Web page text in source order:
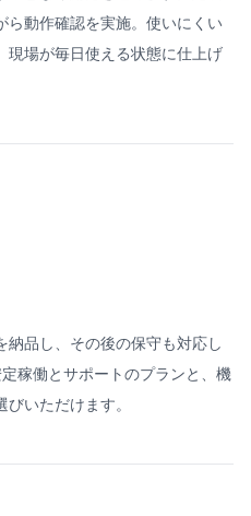
ら動作確認を実施。使いにくい
現場が毎日使える状態に仕上げ
品し、その後の保守も対応し
稼働とサポートのプランと、機
いただけます。